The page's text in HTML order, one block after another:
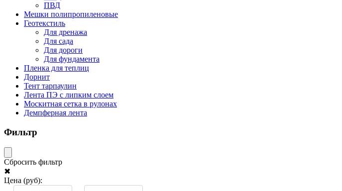
ПВД
Мешки полипропиленовые
Геотекстиль
Для дренажа
Для сада
Для дороги
Для фундамента
Пленка для теплиц
Дорнит
Тент тарпаулин
Лента ПЭ с липким слоем
Москитная сетка в рулонах
Демпферная лента
Фильтр
Сбросить фильтр
✖
Цена (руб):